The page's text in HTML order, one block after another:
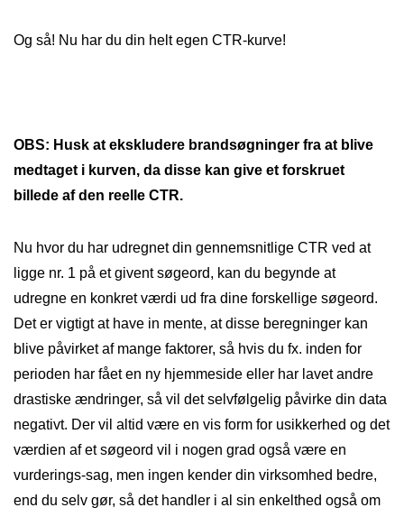
Og så! Nu har du din helt egen CTR-kurve!
OBS: Husk at ekskludere brandsøgninger fra at blive
medtaget i kurven, da disse kan give et forskruet
billede af den reelle CTR.
Nu hvor du har udregnet din gennemsnitlige CTR ved at
ligge nr. 1 på et givent søgeord, kan du begynde at
udregne en konkret værdi ud fra dine forskellige søgeord.
Det er vigtigt at have in mente, at disse beregninger kan
blive påvirket af mange faktorer, så hvis du fx. inden for
perioden har fået en ny hjemmeside eller har lavet andre
drastiske ændringer, så vil det selvfølgelig påvirke din data
negativt. Der vil altid være en vis form for usikkerhed og det
værdien af et søgeord vil i nogen grad også være en
vurderings-sag, men ingen kender din virksomhed bedre,
end du selv gør, så det handler i al sin enkelthed også om